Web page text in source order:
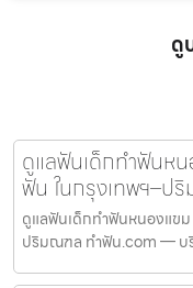
ดู
ดูแลฟันเด็กทำฟันห
ฟัน ในกรุงเทพฯ–
ดูแลฟันเด็กทำฟันหนองแข
ปริมณฑล ทำฟัน.com — บ